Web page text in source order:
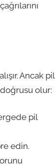
Ancak pil
olur:
pil
edin.